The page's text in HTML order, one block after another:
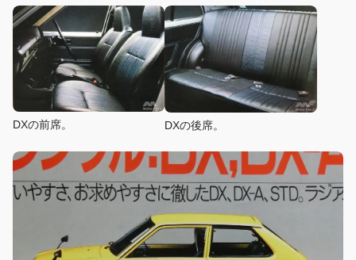
DXの前席。 DXの後席。